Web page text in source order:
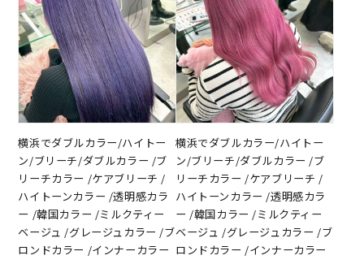
横浜でダブルカラー/ハイトー
ン/ブリーチ/ダブルカラー /ブ
リーチカラー /ケアブリーチ /
ハイトーンカラー /透明感カラ
ー /韓国カラー /ミルクティー
ベージュ /グレージュカラー /ブ
ロンドカラー /インナーカラー
横浜でダブルカラー/ハイトー
ン/ブリーチ/ダブルカラー /ブ
リーチカラー /ケアブリーチ /
ハイトーンカラー /透明感カラ
ー /韓国カラー /ミルクティー
ベージュ /グレージュカラー /ブ
ロンドカラー /インナーカラー